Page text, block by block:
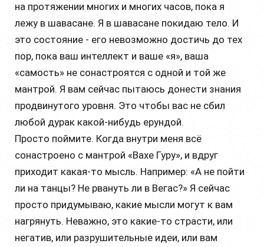
на протяжении многих и многих часов, пока я
лежу в шавасане. Я в шавасане покидаю тело. И
это состояние - его невозможно достичь до тех
пор, пока ваш интеллект и ваше «я», ваша
«самость» не сонастроятся с одной и той же
мантрой. Я вам сейчас пытаюсь донести знания
продвинутого уровня. Это чтобы вас не сбил
любой дурак какой-нибудь ерундой.
Просто поймите. Когда внутри меня всё
сонастроено с мантрой «Вахе Гуру», и вдруг
приходит какая-то мысль. Например: «А не пойти
ли на танцы? Не рвануть ли в Вегас?» Я сейчас
просто придумываю, какие мысли могут к вам
нагрянуть. Неважно, это какие-то страсти, или
негатив, или разрушительные идеи, или вам